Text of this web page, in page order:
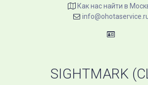
Как нас найти в
SIGHTMARK